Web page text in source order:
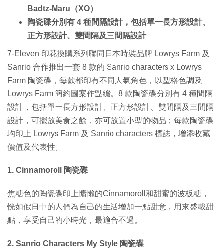
Badtz-Maru（XO）
陶瓷碟分別有 4 種間隔設計，包括單一長方形設計、
正方形設計、雙間隔及三間隔設計
7-Eleven 印花換購系列聯同日本時裝品牌 Lowrys Farm 及
Sanrio 合作推出一套 8 款的 Sanrio characters x Lowrys
Farm 陶瓷碟，每款都印有不同人氣角色，以型格色調及
Lowrys Farm 簡約圖案作點綴。8 款陶瓷碟分別有 4 種間隔
設計，包括單一長方形設計、正方形設計、雙間隔及三間隔
設計，可擺放美食之餘，亦可放置小型的物品；每款陶瓷碟
均印上 Lowrys Farm 及 Sanrio characters 標誌，增添收藏
價值及代表性。
1. Cinnamoroll 陶瓷碟
焦糖色的陶瓷碟印上慵懶的Cinnamoroll和甜蜜的波板糖，
恍如假日中的人們為自己的生活增加一點甜意，用來盛載甜
點，享受自己的小時光，最適合不過。
2. Sanrio Characters My Style 陶瓷碟